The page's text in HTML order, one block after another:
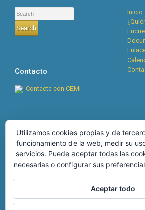
Contacto
Contacta con CEMI
Inicio
Cookies
POLÍTICA DE COOKIES
MÁS INFORMACIÓN SOBRE
2026
Utilizamos cookies propias y de
funcionamiento de la web, medir su
servicios. Puede aceptar todas las
necesarias o configurar sus
Aceptar todo